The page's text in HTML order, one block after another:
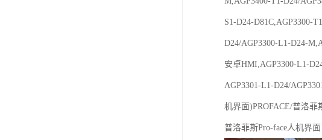
S1-D24-D81C,AGP3300-
D24/AGP3300-L1-D24-
安卓HMI,AGP3300-L1-
AGP3301-L1-D24/
机界面)PROFACE/普洛菲
普洛菲斯Pro-face人机界